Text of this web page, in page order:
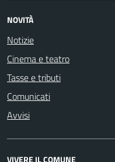
NOVITÀ
Notizie
Cinema e teatro
Tasse e tributi
Comunicati
Avvisi
VIVERE IL COMUNE